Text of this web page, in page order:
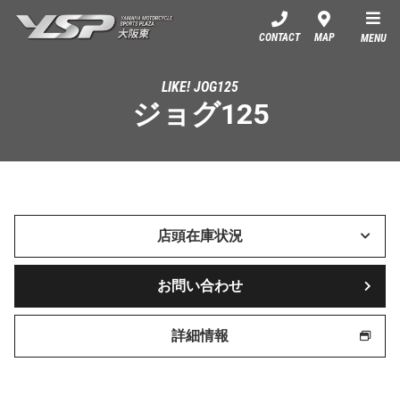
CONTACT MAP MENU
LIKE! JOG125
ジョグ125
店頭在庫状況
お問い合わせ
詳細情報